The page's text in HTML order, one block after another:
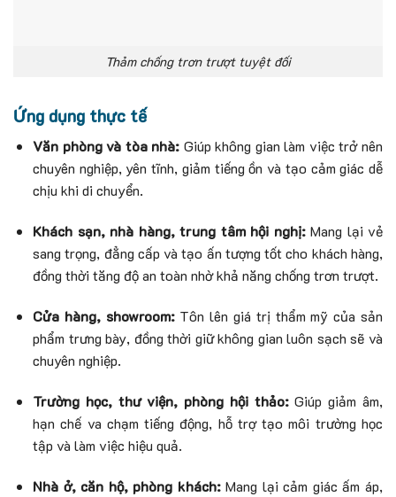
Thảm chống trơn trượt tuyệt đối
Ứng dụng thực tế
Văn phòng và tòa nhà: Giúp không gian làm việc trở nên
chuyên nghiệp, yên tĩnh, giảm tiếng ồn và tạo cảm giác dễ
chịu khi di chuyển.
Khách sạn, nhà hàng, trung tâm hội nghị: Mang lại vẻ
sang trọng, đẳng cấp và tạo ấn tượng tốt cho khách hàng,
đồng thời tăng độ an toàn nhờ khả năng chống trơn trượt.
Cửa hàng, showroom: Tôn lên giá trị thẩm mỹ của sản
phẩm trưng bày, đồng thời giữ không gian luôn sạch sẽ và
chuyên nghiệp.
Trường học, thư viện, phòng hội thảo:Giúp giảm âm,
hạn chế va chạm tiếng động, hỗ trợ tạo môi trường học
tập và làm việc hiệu quả.
Nhà ở, căn hộ, phòng khách:Mang lại cảm giác ấm áp,